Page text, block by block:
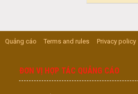
Quảng cáo Terms and rules Privacy policy
ĐƠN VỊ HỢP TÁC QUẢNG CÁO